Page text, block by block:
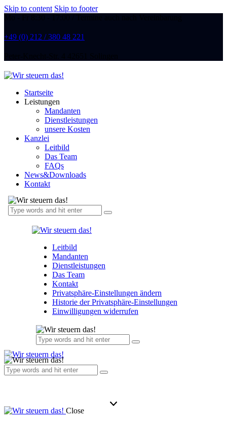
Skip to content Skip to footer
+49 (0) 212 / 380 48 221
Startseite
Leistungen
Mandanten
Dienstleistungen
unsere Kosten
Kanzlei
Leitbild
Das Team
FAQs
News&Downloads
Kontakt
Leitbild
Mandanten
Dienstleistungen
Das Team
Kontakt
Privatsphäre-Einstellungen ändern
Historie der Privatsphäre-Einstellungen
Einwilligungen widerrufen
Close